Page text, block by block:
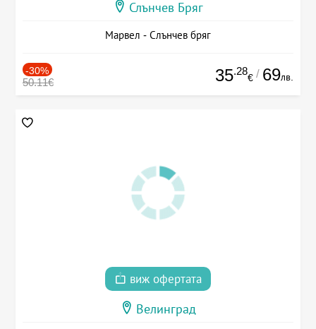
Слънчев Бряг
Марвел - Слънчев бряг
-30%
50.11€ 35.28
€ / 69лв.
виж офертата
Велинград